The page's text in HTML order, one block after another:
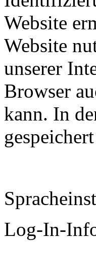
Website
Website
unserer
Browser
kann. In
Log-In-